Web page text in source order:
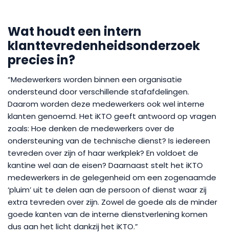
Wat houdt een intern
klanttevredenheidsonderzoek
precies in?
“Medewerkers worden binnen een organisatie
ondersteund door verschillende stafafdelingen.
Daarom worden deze medewerkers ook wel interne
klanten genoemd. Het iKTO geeft antwoord op vragen
zoals: Hoe denken de medewerkers over de
ondersteuning van de technische dienst? Is iedereen
tevreden over zijn of haar werkplek? En voldoet de
kantine wel aan de eisen? Daarnaast stelt het iKTO
medewerkers in de gelegenheid om een zogenaamde
‘pluim’ uit te delen aan de persoon of dienst waar zij
extra tevreden over zijn. Zowel de goede als de minder
goede kanten van de interne dienstverlening komen
dus aan het licht dankzij het iKTO.”